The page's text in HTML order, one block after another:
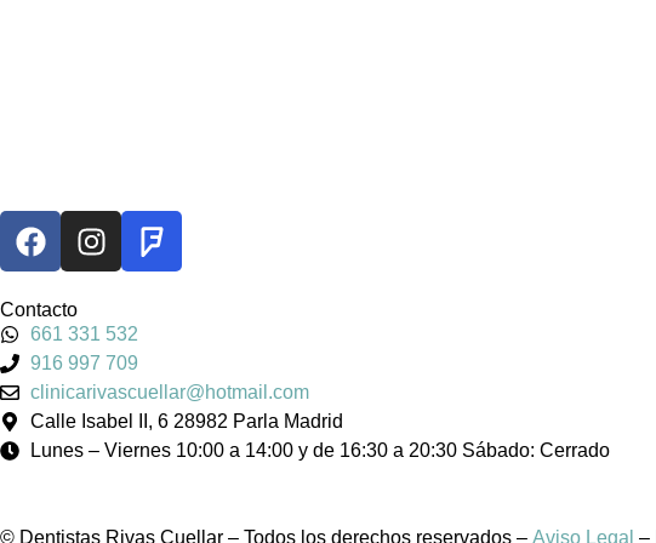
Contacto
661 331 532
916 997 709
clinicarivascuellar@hotmail.com
Calle Isabel II, 6 28982 Parla Madrid
Lunes – Viernes 10:00 a 14:00 y de 16:30 a 20:30 Sábado: Cerrado
© Dentistas Rivas Cuellar – Todos los derechos reservados – Aviso Legal –